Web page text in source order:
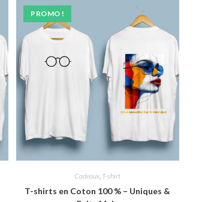
PROMO !
Cadeaux T-shirt
T-shirts en Coton 100 % – Uniques &